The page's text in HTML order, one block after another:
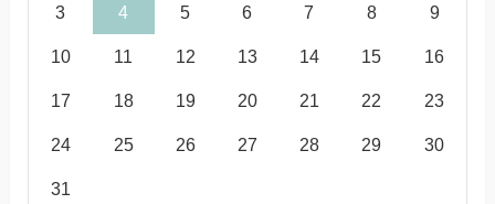
3 4 5 6 7 8 9
10 11 12 13 14 15 16
17 18 19 20 21 22 23
24 25 26 27 28 29 30
31